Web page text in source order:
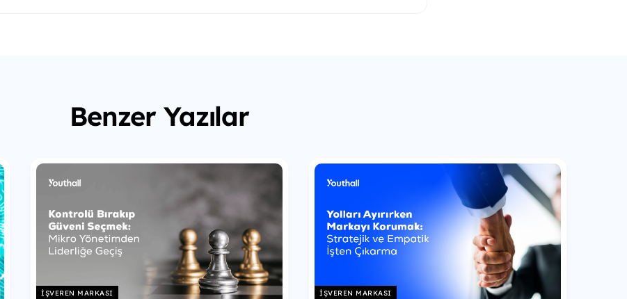
Benzer Yazılar
İŞVEREN MARKASI İŞVEREN MARKASI